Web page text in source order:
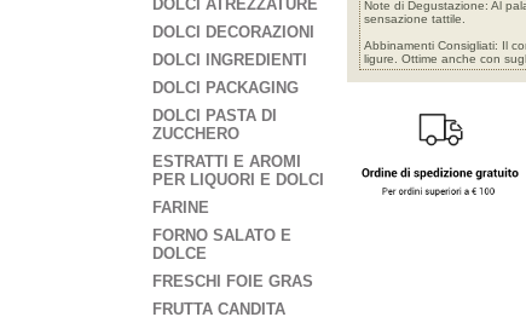
DOLCI ATREZZATURE
DOLCI DECORAZIONI
DOLCI INGREDIENTI
DOLCI PACKAGING
DOLCI PASTA DI
ZUCCHERO
ESTRATTI E AROMI
PER LIQUORI E DOLCI
FARINE
FORNO SALATO E
DOLCE
FRESCHI FOIE GRAS
FRUTTA CANDITA
Note di Degustazione: Al
sensazione tattile.
Abbinamenti Consigliati: Il
ligure. Ottime anche con